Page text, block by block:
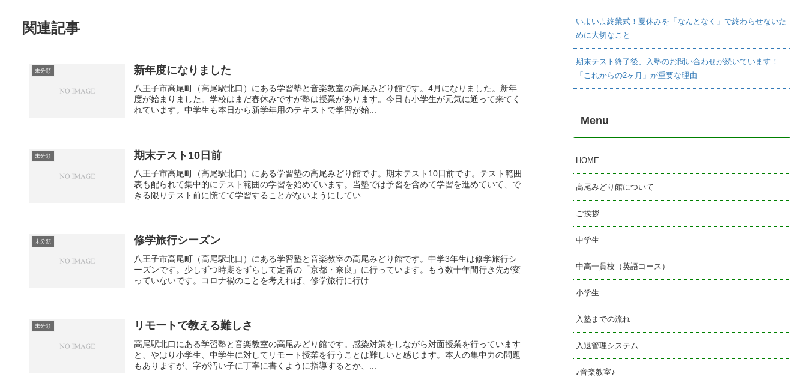
関連記事
未分類 新年度になりました
八王子市高尾町（高尾駅北口）にある学習塾と音楽教室の高尾みどり館です。4月になりました。新年
度が始まりました。学校はまだ春休みですが塾は授業があります。今日も小学生が元気に通って来てく
れています。中学生も本日から新学年用のテキストで学習が始...
未分類 期末テスト10日前
八王子市高尾町（高尾駅北口）にある学習塾の高尾みどり館です。期末テスト10日前です。テスト範囲
表も配られて集中的にテスト範囲の学習を始めています。当塾では予習を含めて学習を進めていて、で
きる限りテスト前に慌てて学習することがないようにしてい...
未分類 修学旅行シーズン
八王子市高尾町（高尾駅北口）にある学習塾と音楽教室の高尾みどり館です。中学3年生は修学旅行シ
ーズンです。少しずつ時期をずらして定番の「京都・奈良」に行っています。もう数十年間行き先が変
っていないです。コロナ禍のことを考えれば、修学旅行に行け...
未分類 リモートで教える難しさ
高尾駅北口にある学習塾と音楽教室の高尾みどり館です。感染対策をしながら対面授業を行っています
と、やはり小学生、中学生に対してリモート授業を行うことは難しいと感じます。本人の集中力の問題
もありますが、字が汚い子に丁寧に書くように指導するとか、...
いよいよ終業式！夏休みを「なんとなく」で終わらせないた
めに大切なこと
期末テスト終了後、入塾のお問い合わせが続いています！
「これからの2ヶ月」が重要な理由
Menu
HOME
高尾みどり館について
ご挨拶
中学生
中高一貫校（英語コース）
小学生
入塾までの流れ
入退管理システム
♪音楽教室♪